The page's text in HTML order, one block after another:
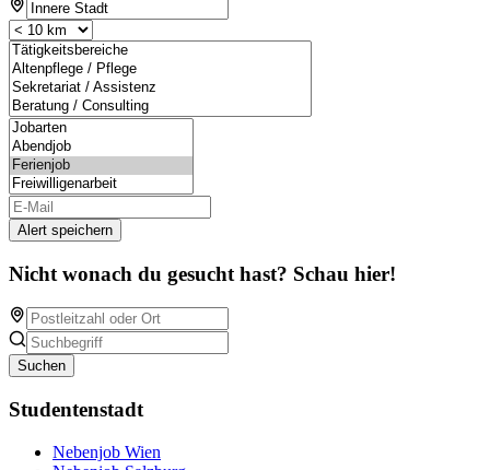
Alert speichern
Nicht wonach du gesucht hast? Schau hier!
Suchen
Studentenstadt
Nebenjob Wien